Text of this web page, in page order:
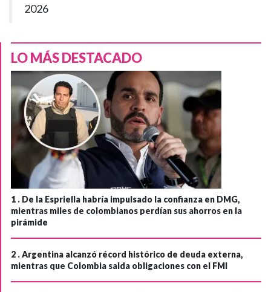
2026
LO MÁS DESTACADO
1 . De la Espriella habría impulsado la confianza en DMG,
mientras miles de colombianos perdían sus ahorros en la
pirámide
2 .Argentina alcanzó récord histórico de deuda externa,
mientras que Colombia salda obligaciones con el FMI